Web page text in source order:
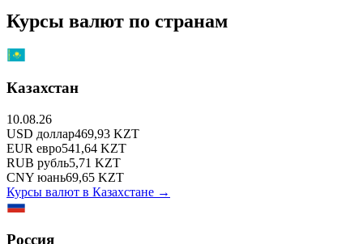
Курсы валют по странам
Казахстан
10.08.26
USD доллар469,93 KZT
EUR евро541,64 KZT
RUB рубль5,71 KZT
CNY юань69,65 KZT
Курсы валют в Казахстане →
Россия